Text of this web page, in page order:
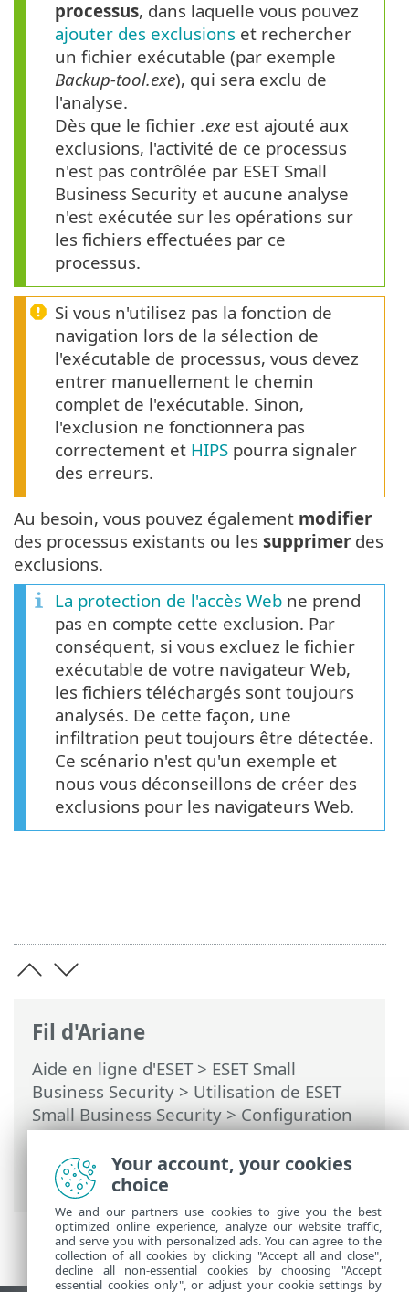
Fil d'Ariane
Aide en ligne d'ESET> ESET Small
Business Security > Utilisation de ESET
Small Business Security>Configuration
avancée>Protections>Protection en
temps réel du système de fichiers>
Exclusions de processus
processus, dans laquelle vous pouvez
ajouter des exclusions et rechercher
un fichier exécutable (par exemple
Backup-tool.exe), qui sera exclu de
l'analyse.
Dès que le fichier .exe est ajouté aux
exclusions, l'activité de ce processus
n'est pas contrôlée par ESET Small
Business Security et aucune analyse
n'est exécutée sur les opérations sur
les fichiers effectuées par ce
processus.
Si vous n'utilisez pas la fonction de
navigation lors de la sélection de
l'exécutable de processus, vous devez
entrer manuellement le chemin
complet de l'exécutable. Sinon,
l'exclusion ne fonctionnera pas
correctement et HIPS pourra signaler
des erreurs.
Au besoin, vous pouvez également modifier
des processus existants ou les supprimer des
exclusions.
La protection de l'accès Web ne prend
pas en compte cette exclusion. Par
conséquent, si vous excluez le fichier
exécutable de votre navigateur Web,
les fichiers téléchargés sont toujours
analysés. De cette façon, une
infiltration peut toujours être détectée.
Ce scénario n'est qu'un exemple et
nous vous déconseillons de créer des
exclusions pour les navigateurs Web.
Your account, your cookies
choice
We and our partners use cookies to give you the best
optimized online experience, analyze our website traffic,
and serve you with personalized ads. You can agree to the
collection of all cookies by clicking "Accept all and close",
decline all non-essential cookies by choosing "Accept
essential cookies only", or adjust your cookie settings by